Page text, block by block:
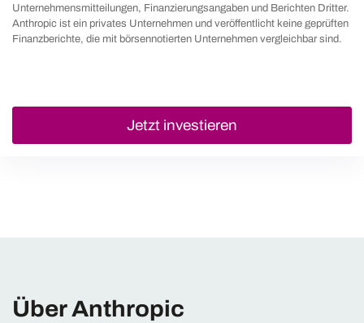
Unternehmensmitteilungen, Finanzierungsangaben und Berichten Dritter.
Anthropic ist ein privates Unternehmen und veröffentlicht keine geprüften
Finanzberichte, die mit börsennotierten Unternehmen vergleichbar sind.
Jetzt investieren
Über Anthropic